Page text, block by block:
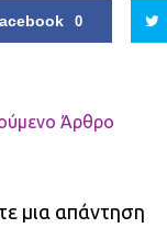
0
Άρθρο
μια απάντηση